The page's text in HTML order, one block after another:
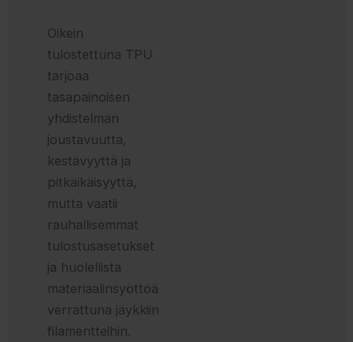
Oikein
tulostettuna TPU
tarjoaa
tasapainoisen
yhdistelmän
joustavuutta,
kestävyyttä ja
pitkäikäisyyttä,
mutta vaatii
rauhallisemmat
tulostusasetukset
ja huolellista
materiaalinsyöttöä
verrattuna jäykkiin
filamentteihin.